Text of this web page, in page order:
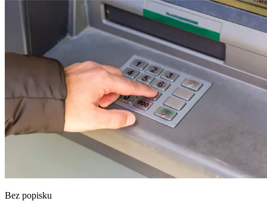
Bez popisku